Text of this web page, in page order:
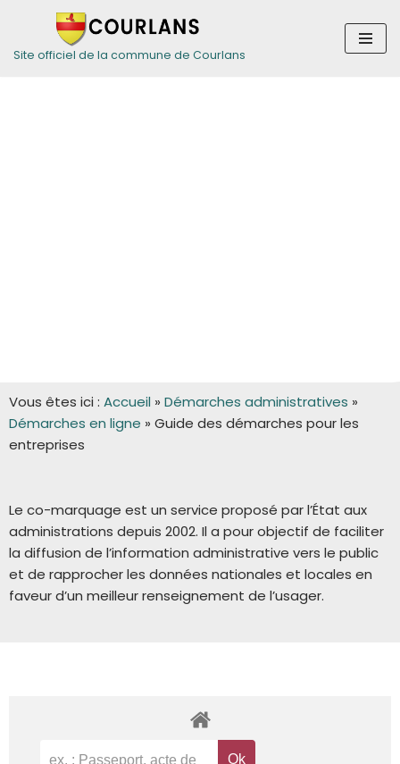
Aller
Site officiel de la commune de Courlans
Vous êtes ici : Accueil » Démarches administratives »
Démarches en ligne » Guide des démarches pour les
entreprises
Le co-marquage est un service proposé par l’État aux
administrations depuis 2002. Il a pour objectif de faciliter
la diffusion de l’information administrative vers le public
et de rapprocher les données nationales et locales en
faveur d’un meilleur renseignement de l’usager.